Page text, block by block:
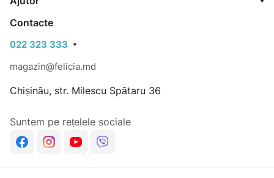
Contacte
022 323 333
magazin@felicia.md
Chișinău, str. Milescu Spătaru 36
Suntem pe rețelele sociale